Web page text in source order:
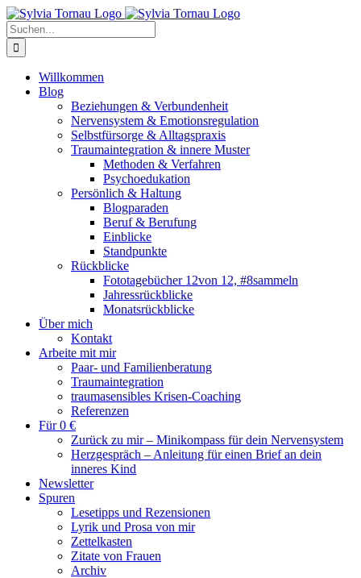
Zum
Inhalt
springen
Suche
nach:
Willkommen
Blog
Beziehungen & Verbundenheit
Nervensystem & Emotionsregulation
Selbstfürsorge & Alltagspraxis
Traumaintegration & innere Muster
Methoden & Verfahren
Psychoedukation
Persönlich & Haltung
Blogparaden
Beruf & Berufung
Einblicke
Standpunkte
Rückblicke
Fototagebücher 12von 12, #8sammeln
Jahressrückblicke
Monatsrückblicke
Über mich
Kontakt
Arbeite mit mir
Paar- und Familienberatung
Traumaintegration
traumasensibles Krisen-Coaching
Referenzen
Für 0 €
Zurück zu mir – Minikompass für dein Nervensystem
Herzgespräch – Anleitung für einen Brief an dein
inneres Kind
Newsletter
Spuren
Lesetipps und Rezensionen
Lyrik und Prosa von mir
Zettelkasten
Zitate von Frauen
Archiv